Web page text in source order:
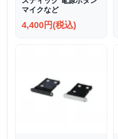
マイクなど
4,400円(税込)